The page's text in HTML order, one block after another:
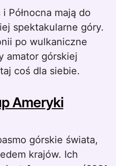
Północna mają do
spektakularne góry.
po wulkaniczne
amator górskiej
coś dla siebie.
Ameryki
górskie świata,
krajów. Ich